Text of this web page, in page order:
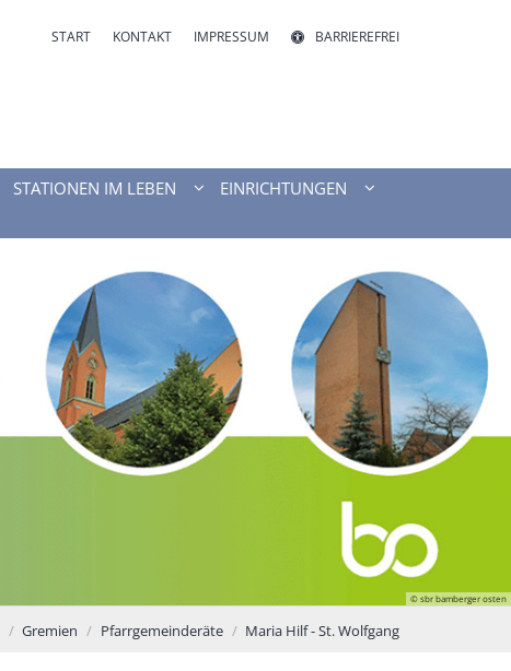
START KONTAKT IMPRESSUM BARRIEREFREI
STATIONEN IM LEBEN
EINRICHTUNGEN
© sbr bamberger osten
Gremien Pfarrgemeinderäte Maria Hilf - St. Wolfgang